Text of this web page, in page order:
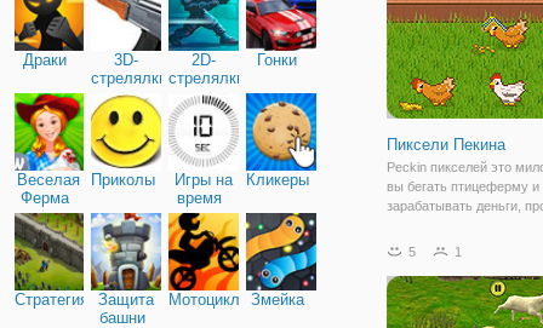
Драки
3D-
стрелялки
2D-
стрелялки
Гонки
Веселая
Ферма
Приколы
Игры на
время
Кликеры
Стратегия
Защита
башни
МотоциклыЗмейка
Пиксели Пекина
Peckin пикселей это
вы бегать птицеферму и
зарабатывать деньги,
Управлять вашей
может дать вам яйца.
удовольствие!
5 1